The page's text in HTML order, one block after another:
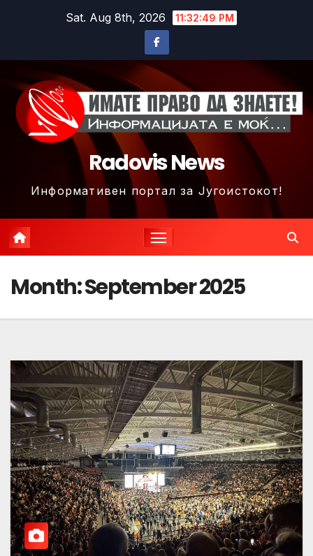
Sat. Aug 8th, 2026 11:32:50 PM
Radovis News
Информативен портал за Југоистокот!
Month:September 2025